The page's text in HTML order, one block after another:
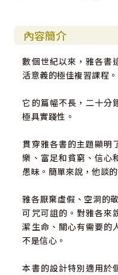
內容簡介
數個世紀以來，雅各書
活意義的極佳複習課程。
它的篇幅不長，二十分
極具實踐性。
貫穿雅各書的主題顯明
樂、富足和貧窮、信心
愚昧。簡單來說，他談
雅各厭棄虛假、空洞的
可咒可詛的。對雅各來
潔生命、關心有需要的
不是信心。
本書的設計特別適用於